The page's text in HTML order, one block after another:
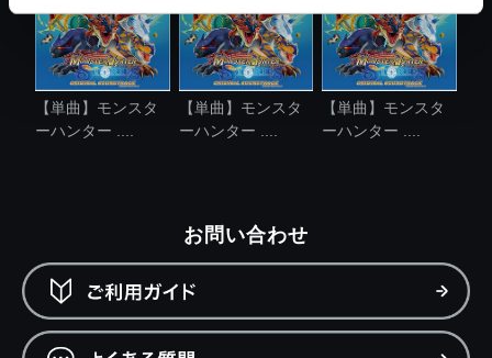
【単曲】モンスタ
ーハンター ....
【単曲】モンスタ
ーハンター ....
【単曲】モンスタ
ーハンター ....
お問い合わせ